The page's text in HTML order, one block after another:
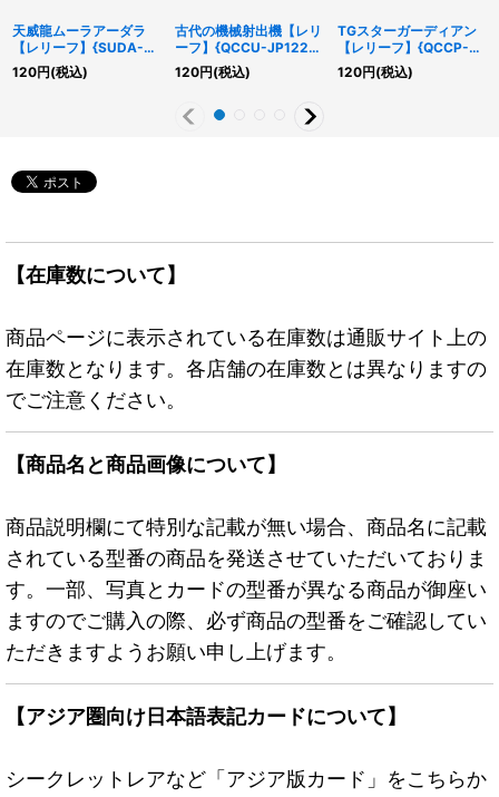
天威龍ムーラアーダラ
【レリーフ】{SUDA-
JP042}《シンクロ》
120円(税込)
古代の機械射出機【レリ
ーフ】{QCCU-JP122}
《魔法》
120円(税込)
TGスターガーディアン
【レリーフ】{QCCP-
JP046}《シンクロ》
120円(税込)
【在庫数について】
商品ページに表示されている在庫数は通販サイト上の
在庫数となります。各店舗の在庫数とは異なりますの
でご注意ください。
【商品名と商品画像について】
商品説明欄にて特別な記載が無い場合、商品名に記載
されている型番の商品を発送させていただいておりま
す。一部、写真とカードの型番が異なる商品が御座い
ますのでご購入の際、必ず商品の型番をご確認してい
ただきますようお願い申し上げます。
【アジア圏向け日本語表記カードについて】
シークレットレアなど「アジア版カード」をこちらか